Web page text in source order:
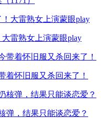
雷熟女上演蒙眼play
着怀旧服又杀回来了！
弹，结果只能谈恋爱？